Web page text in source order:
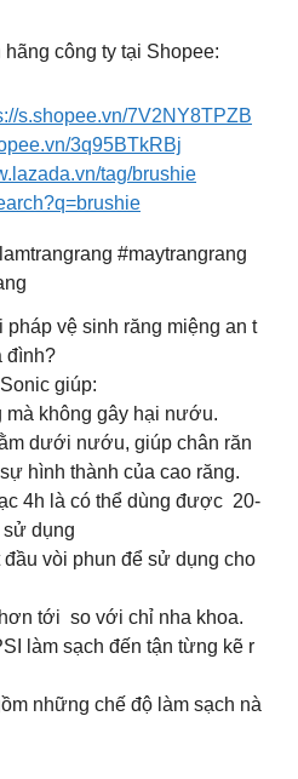
công ty tại Shopee:
s.shopee.vn/7V2NY8TPZB
3q95BTkRBj
tag/brushie
#maytrangrang
pháp vệ sinh răng miệng an t
đình?
giúp:
mà không gây hại nướu.
dưới nướu, giúp chân răn
hình thành của cao răng.
4h là có thể dùng được 20-
sử dụng
vòi phun để sử dụng cho
tới so với chỉ nha khoa.
làm sạch đến tận từng kẽ r
những chế độ làm sạch nà